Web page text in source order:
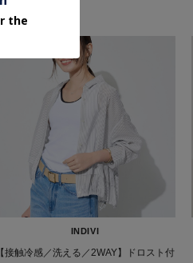
INDIVI
【接触冷感／洗える／2WAY】ドロスト付